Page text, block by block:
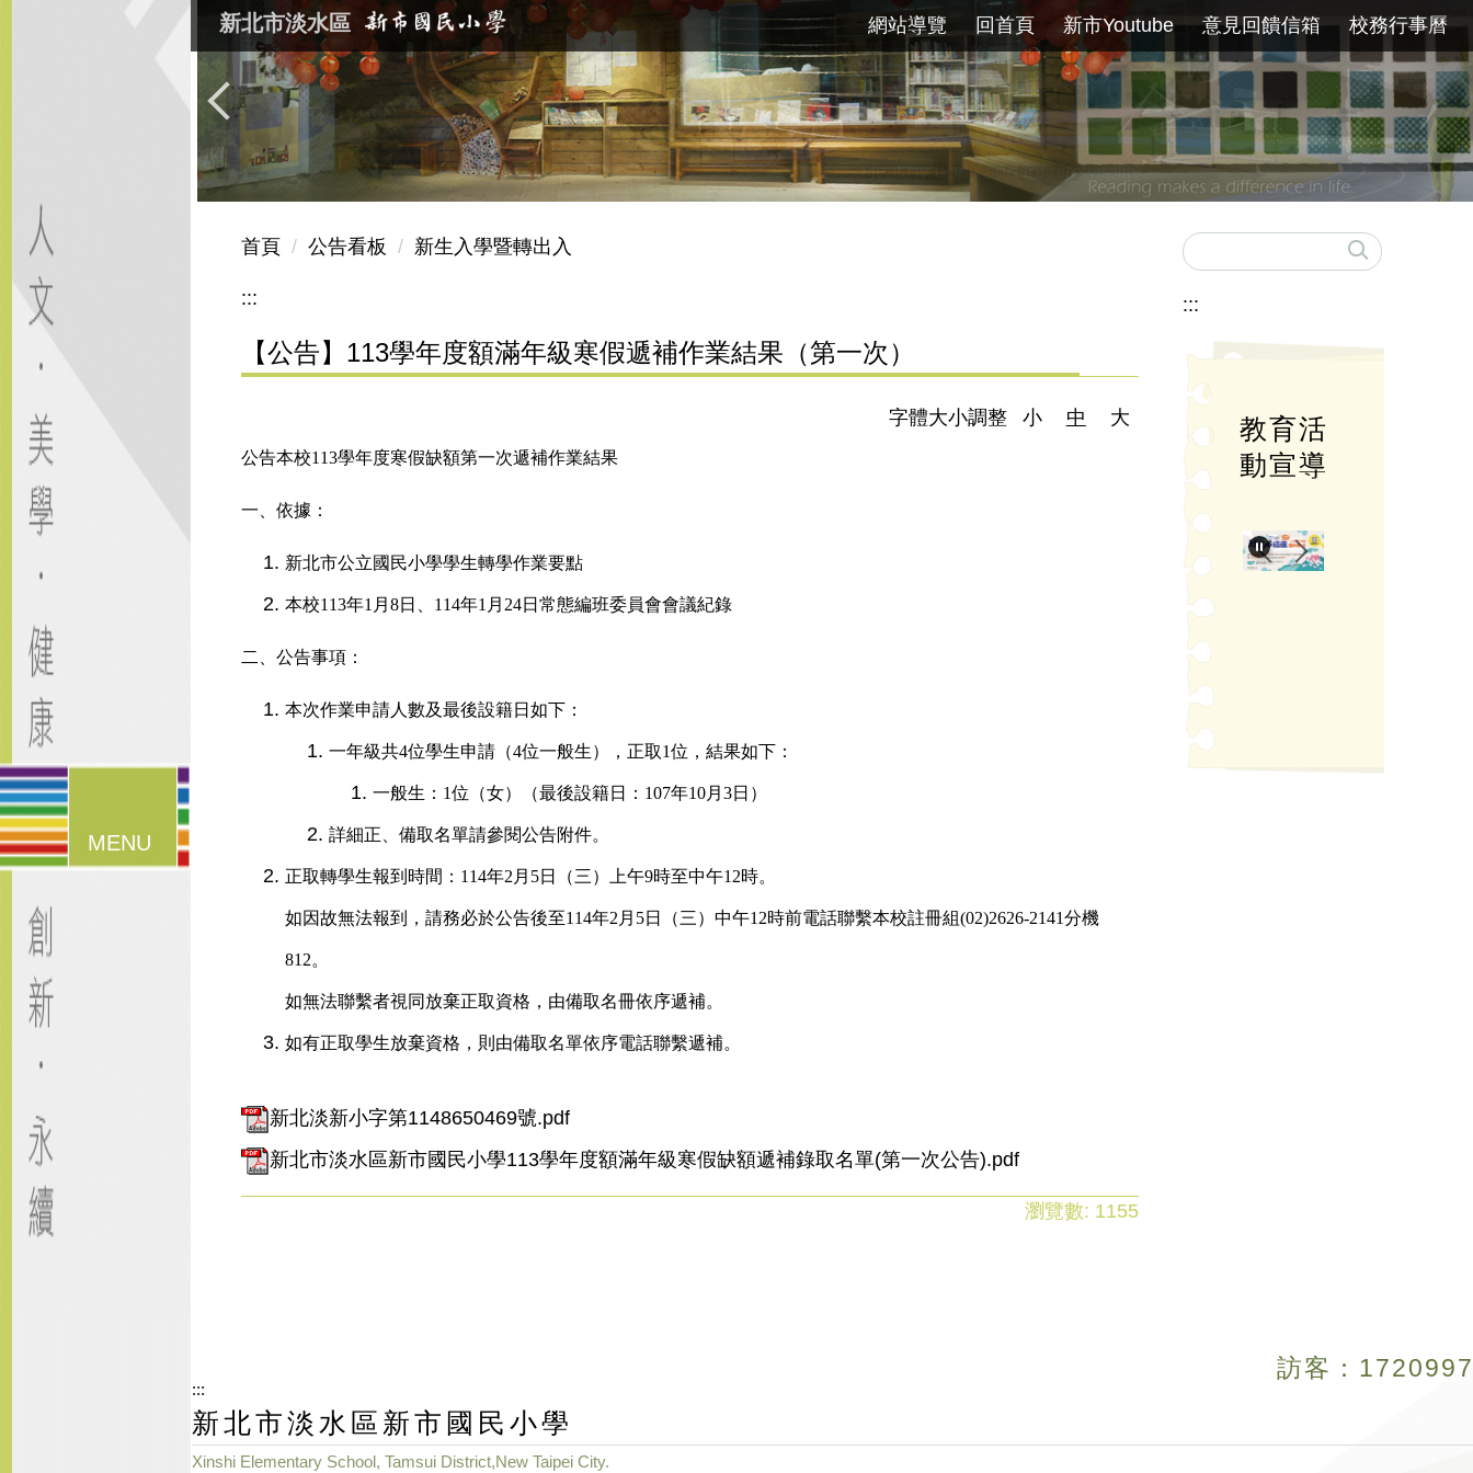
新北市淡水區 網站導覽 回首頁 新市Youtube 意見回饋信箱 校務行事曆
漢堡鈕
選單
首頁 公告看板 新生入學暨轉出入
:::
【公告】113學年度額滿年級寒假遞補作業結果（第一次）
字體大小調整 小 中 大
公告本校113學年度寒假缺額第一次遞補作業結果
一、依據：
新北市公立國民小學學生轉學作業要點
本校113年1月8日、114年1月24日常態編班委員會會議紀錄
二、公告事項：
本次作業申請人數及最後設籍日如下：
一年級共4位學生申請（4位一般生），正取1位，結果如下：
一般生：1位（女）（最後設籍日：107年10月3日）
詳細正、備取名單請參閱公告附件。
正取轉學生報到時間：114年2月5日（三）上午9時至中午12時。
如因故無法報到，請務必於公告後至114年2月5日（三）中午12時前電話聯繫本校註冊組(02)2626-2141分機
812。
如無法聯繫者視同放棄正取資格，由備取名冊依序遞補。
如有正取學生放棄資格，則由備取名單依序電話聯繫遞補。
新北淡新小字第1148650469號.pdf
新北市淡水區新市國民小學113學年度額滿年級寒假缺額遞補錄取名單(第一次公告).pdf
瀏覽數: 1155
:::
教育活
動宣導
:::
新北市淡水區新市國民小學
Xinshi Elementary School, Tamsui District,New Taipei City.
訪客： 1720997